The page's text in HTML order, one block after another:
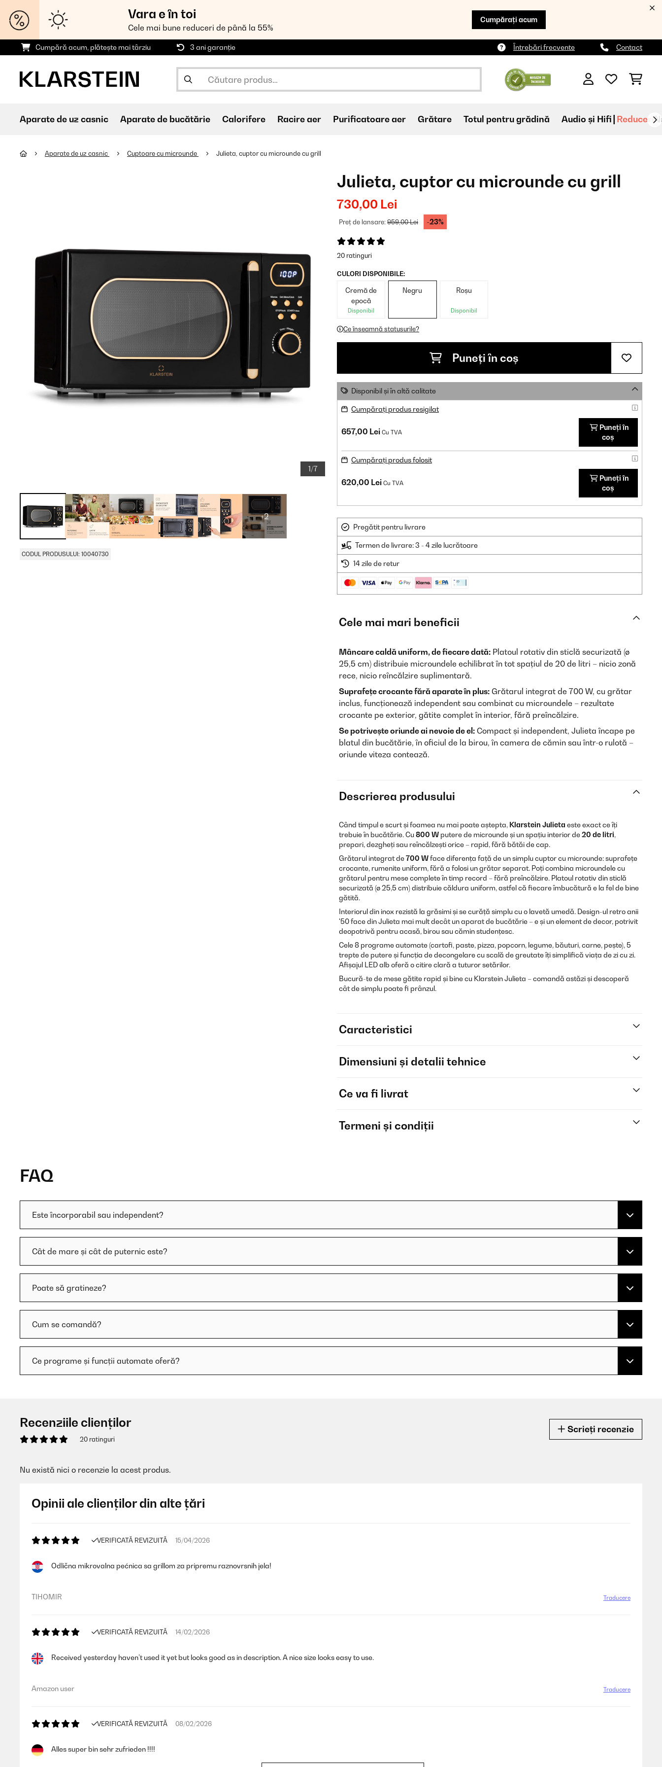
Vara e în toi
Cele mai bune reduceri de până la 55%
Cumpărați acum
Cumpără acum, plătește mai târziu 3 ani garanție Întrebări frecvente Contact
Aparate de uz casnic Aparate de bucătărie Calorifere Racire aer Purificatoare aer Grătare Totul pentru grădină Audio și Hifi Reduceri
Aparate de uz casnic Cuptoare cu microunde Julieta, cuptor cu microunde cu grill
1/7
+2
CODUL PRODUSULUI: 10040730
Julieta, cuptor cu microunde cu grill
730,00 Lei
Preț de lansare:959,00 Lei -23%
20 ratinguri
CULORI DISPONIBILE:
Cremă de
epocă
Disponibil
Negru Roșu
Disponibil
Ce înseamnă statusurile?
Puneți în coș
Disponibil și în altă calitate
Cumpărați produs resigilat
657,00 Lei Cu TVA
Puneți în
coș
Cumpărați produs folosit
620,00 Lei Cu TVA
Puneți în
coș
Pregătit pentru livrare
Termen de livrare: 3 - 4 zile lucrătoare
14 zile de retur
Cele mai mari beneficii
Mâncare caldă uniform, de fiecare dată: Platoul rotativ din sticlă securizată (ø
25,5 cm) distribuie microundele echilibrat în tot spațiul de 20 de litri – nicio zonă
rece, nicio reîncălzire suplimentară.
Suprafețe crocante fără aparate în plus: Grătarul integrat de 700 W, cu grătar
inclus, funcționează independent sau combinat cu microundele – rezultate
crocante pe exterior, gătite complet în interior, fără preîncălzire.
Se potrivește oriunde ai nevoie de el: Compact și independent, Julieta încape pe
blatul din bucătărie, în oficiul de la birou, în camera de cămin sau într-o rulotă –
oriunde viteza contează.
Descrierea produsului
Când timpul e scurt și foamea nu mai poate aștepta, Klarstein Julieta este exact ce îți
trebuie în bucătărie. Cu 800 W putere de microunde și un spațiu interior de20 de litri,
prepari, dezgheți sau reîncălzești orice – rapid, fără bătăi de cap.
Grătarul integrat de700 Wface diferența față de un simplu cuptor cu microunde: suprafețe
crocante, rumenite uniform, fără a folosi un grătar separat. Poți combina microundele cu
grătarul pentru mese complete în timp record – fără preîncălzire. Platoul rotativ din sticlă
securizată (ø 25,5 cm) distribuie căldura uniform, astfel că fiecare îmbucătură e la fel de bine
gătită.
Interiorul din inox rezistă la grăsimi și se curăță simplu cu o lavetă umedă. Design-ul retro anii
'50 face din Julieta mai mult decât un aparat de bucătărie – e și un element de decor, potrivit
deopotrivă pentru acasă, birou sau cămin studențesc.
Cele 8 programe automate (cartofi, paste, pizza, popcorn, legume, băuturi, carne, pește), 5
trepte de putere și funcția de decongelare cu scală de greutate îți simplifică viața de zi cu zi.
Afișajul LED alb oferă o citire clară a tuturor setărilor.
Bucură-te de mese gătite rapid și bine cu Klarstein Julieta – comandă astăzi și descoperă
cât de simplu poate fi prânzul.
Caracteristici
Dimensiuni și detalii tehnice
Ce va fi livrat
Termeni și condiții
FAQ
Este încorporabil sau independent?
Cât de mare și cât de puternic este?
Poate să gratineze?
Cum se comandă?
Ce programe și funcții automate oferă?
Recenziile clienților
20 ratinguri
Scrieți recenzie
Nu există nici o recenzie la acest produs.
Opinii ale clienților din alte țări
VERIFICATĂ REVIZUITĂ 15/04/2026
Odlična mikrovalna pećnica sa grillom za pripremu raznovrsnih jela!
TIHOMIR Traducere
VERIFICATĂ REVIZUITĂ 14/02/2026
Received yesterday haven’t used it yet but looks good as in description. A nice size looks easy to use.
Amazon user Traducere
VERIFICATĂ REVIZUITĂ 08/02/2026
Alles super bin sehr zufrieden !!!!